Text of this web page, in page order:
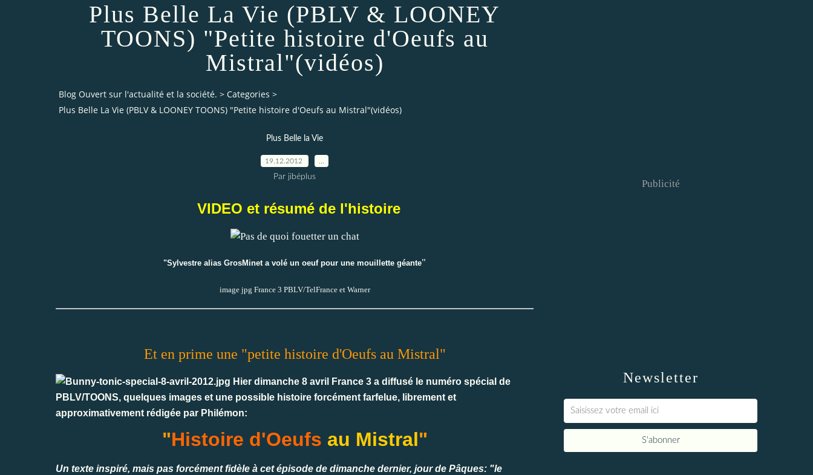
Plus Belle La Vie (PBLV & LOONEY
TOONS) "Petite histoire d'Oeufs au
Mistral"(vidéos)
Blog Ouvert sur l'actualité et la société. > Categories >
Plus Belle La Vie (PBLV & LOONEY TOONS) "Petite histoire d'Oeufs au Mistral"(vidéos)
Plus Belle la Vie
19.12.2012
Par jibéplus
VIDEO et résumé de l'histoire
"Sylvestre alias GrosMinet a volé un oeuf pour une mouillette géante"
image jpg France 3 PBLV/TelFrance et Warner
Et en prime une "petite histoire d'Oeufs au Mistral"
Hier dimanche 8 avril France 3 a diffusé le numéro spécial de
PBLV/TOONS, quelques images et une possible histoire forcément farfelue, librement et
approximativement rédigée par Philémon:
"Histoire d'Oeufs au Mistral"
Un texte inspiré, mais pas forcément fidèle à cet épisode de dimanche dernier, jour de Pâques: "le
Newsletter
Publicité